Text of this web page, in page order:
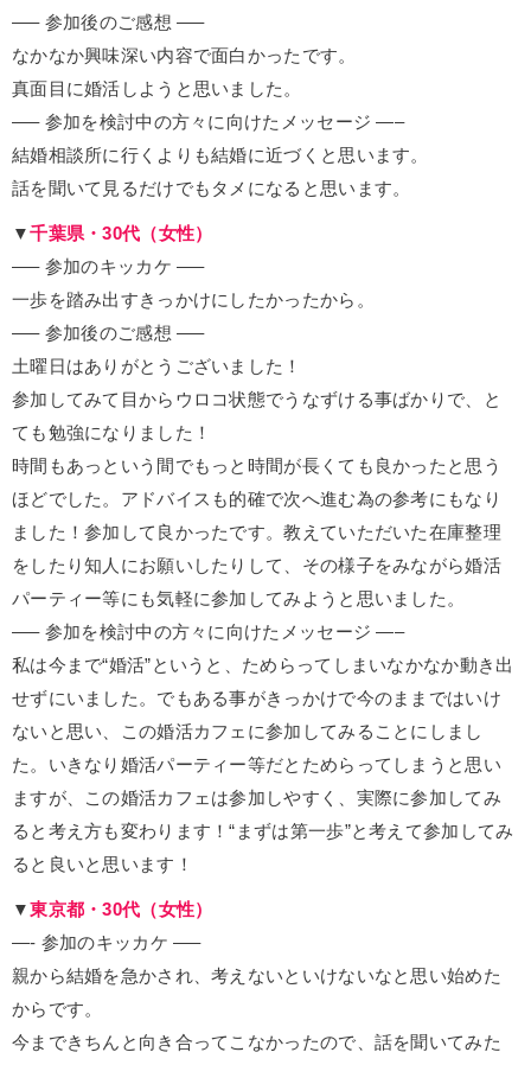
—– 参加後のご感想 —–
なかなか興味深い内容で面白かったです。
真面目に婚活しようと思いました。
—– 参加を検討中の方々に向けたメッセージ —–
結婚相談所に行くよりも結婚に近づくと思います。
話を聞いて見るだけでもタメになると思います。
▼千葉県・30代（女性）
—– 参加のキッカケ —–
一歩を踏み出すきっかけにしたかったから。
—– 参加後のご感想 —–
土曜日はありがとうございました！
参加してみて目からウロコ状態でうなずける事ばかりで、と
ても勉強になりました！
時間もあっという間でもっと時間が長くても良かったと思う
ほどでした。アドバイスも的確で次へ進む為の参考にもなり
ました！参加して良かったです。教えていただいた在庫整理
をしたり知人にお願いしたりして、その様子をみながら婚活
パーティー等にも気軽に参加してみようと思いました。
—– 参加を検討中の方々に向けたメッセージ —–
私は今まで“婚活”というと、ためらってしまいなかなか動き出
せずにいました。でもある事がきっかけで今のままではいけ
ないと思い、この婚活カフェに参加してみることにしまし
た。いきなり婚活パーティー等だとためらってしまうと思い
ますが、この婚活カフェは参加しやすく、実際に参加してみ
ると考え方も変わります！“まずは第一歩”と考えて参加してみ
ると良いと思います！
▼東京都・30代（女性）
—- 参加のキッカケ —–
親から結婚を急かされ、考えないといけないなと思い始めた
からです。
今まできちんと向き合ってこなかったので、話を聞いてみた